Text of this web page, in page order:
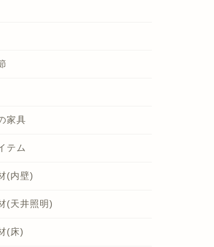
家具
テム
(内壁)
(天井照明)
(床)